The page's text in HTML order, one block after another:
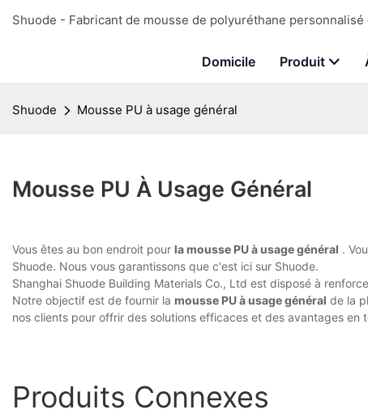
Shuode - Fabricant de mousse de polyuréthane
Domicile Produit
Shuode Mousse PU à usage général
Mousse PU À Usage Général
Vous êtes au bon endroit pour la mousse PU à usage général .
Shuode. Nous vous garantissons que c'est ici sur Shuode.
Shanghai Shuode Building Materials Co., Ltd est disposé à
Notre objectif est de fournir la mousse PU à usage général de la
nos clients pour offrir des solutions efficaces et des avantages en
Produits Connexes